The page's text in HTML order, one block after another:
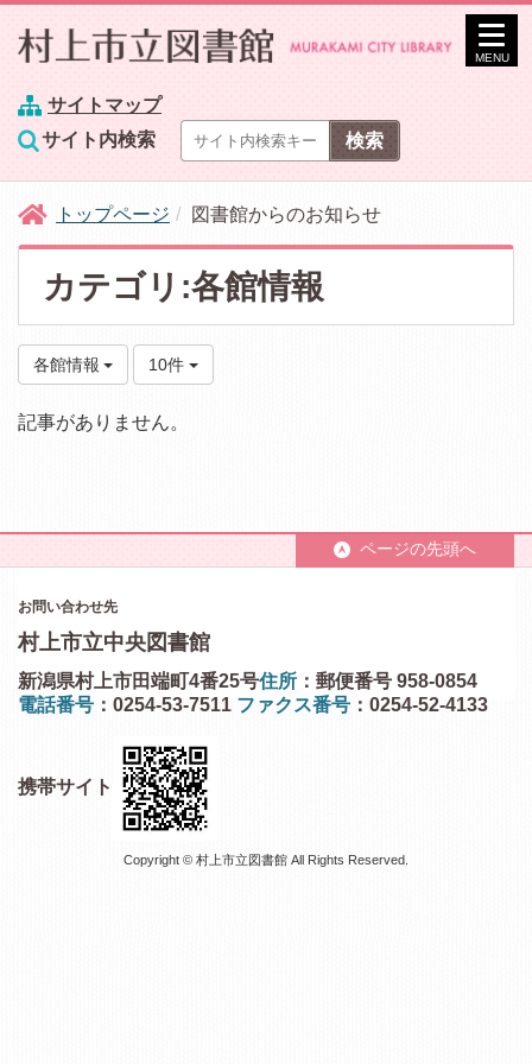
サイトマップ
サイト内検索
MENU
トップページ 図書館からのお知らせ
カテゴリ:各館情報
各館情報 10件
記事がありません。
ページの先頭へ
お問い合わせ先
村上市立中央図書館
住所 ：郵便番号 958-0854
新潟県村上市田端町4番25号
電話番号 ：0254-53-7511 ファクス番号 ：0254-52-4133
携帯サイト
Copyright © 村上市立図書館 All Rights Reserved.